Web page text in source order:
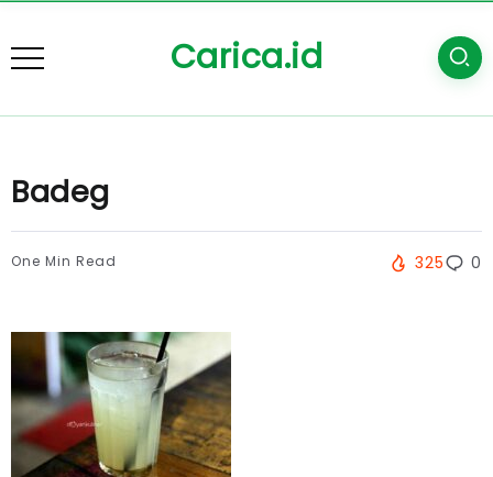
Carica.id
Badeg
One Min Read 325 0